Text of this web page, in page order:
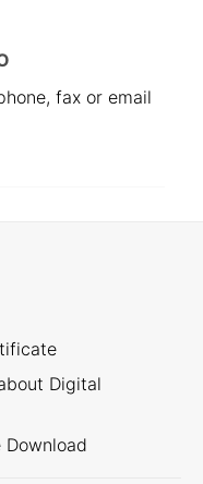
fax or email
Digital